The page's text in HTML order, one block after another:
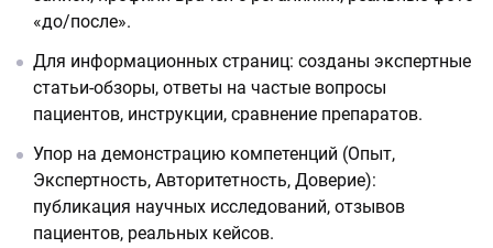
«до/после».
Для информационных страниц: созданы экспертные
статьи-обзоры, ответы на частые вопросы
пациентов, инструкции, сравнение препаратов.
Упор на демонстрацию компетенций (Опыт,
Экспертность, Авторитетность, Доверие):
публикация научных исследований, отзывов
пациентов, реальных кейсов.